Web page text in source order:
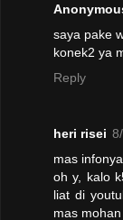
saya pake
konek2 ya
Reply
heri risei
mas
oh y, kalo
liat di
mas